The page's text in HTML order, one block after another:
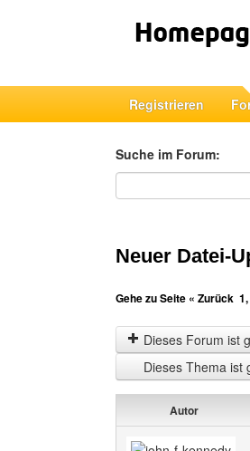
Registrieren
Suche im Forum:
Suche im Forum
Neuer Datei-
Gehe zu Seite « Zurück 1,
Dieses Forum ist
Dieses Thema ist
Autor